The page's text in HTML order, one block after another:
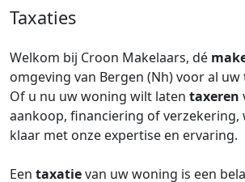
Taxaties
Welkom bij Croon Makelaars, dé
omgeving van Bergen (Nh) voor al
Of u nu uw woning wilt laten taxeren
aankoop, financiering of verzekering,
klaar met onze expertise en ervaring.
Een taxatievan uw woning is een